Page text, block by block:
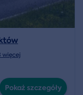
więcej
Pokaż szczegóły